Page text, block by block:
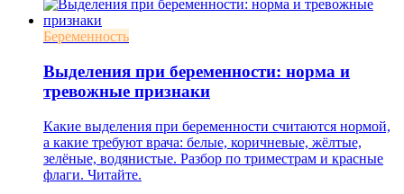
Беременность
Выделения при беременности: норма и
тревожные признаки
Какие выделения при беременности считаются нормой,
а какие требуют врача: белые, коричневые, жёлтые,
зелёные, водянистые. Разбор по триместрам и красные
флаги. Читайте.